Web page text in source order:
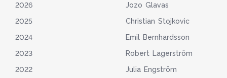
2026
2025
2024
2023
2022
Jozo Glavas
Christian Stojkovic
Emil Bernhardsson
Robert Lagerström
Julia Engström